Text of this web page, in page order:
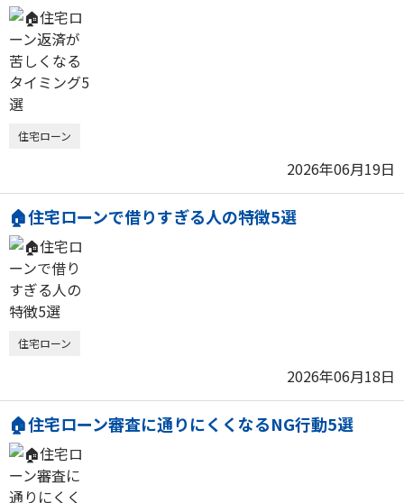
住宅ローン
2026年06月19日
🏠住宅ローンで借りすぎる人の特徴5選
住宅ローン
2026年06月18日
🏠住宅ローン審査に通りにくくなるNG行動5選